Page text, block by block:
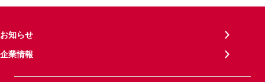
お知らせ
企業情報